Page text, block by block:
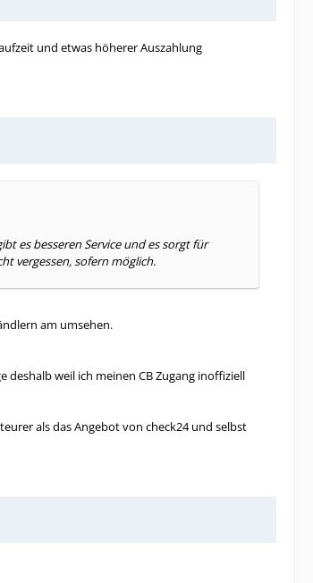
und etwas höherer Auszahlung
es besseren Service und es sorgt für
vergessen, sofern möglich.
am umsehen.
weil ich meinen CB Zugang inoffiziell
als das Angebot von check24 und selbst